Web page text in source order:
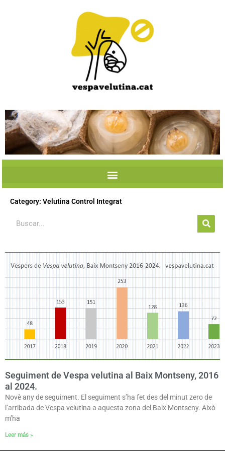
Category: Velutina Control Integrat
Search
Seguiment de Vespa velutina al Baix Montseny, 2016
al 2024.
Novè any de seguiment. El seguiment s’ha fet des del minut zero de
l’arribada de Vespa velutina a aquesta zona del Baix Montseny. Això
m’ha
Leer más »